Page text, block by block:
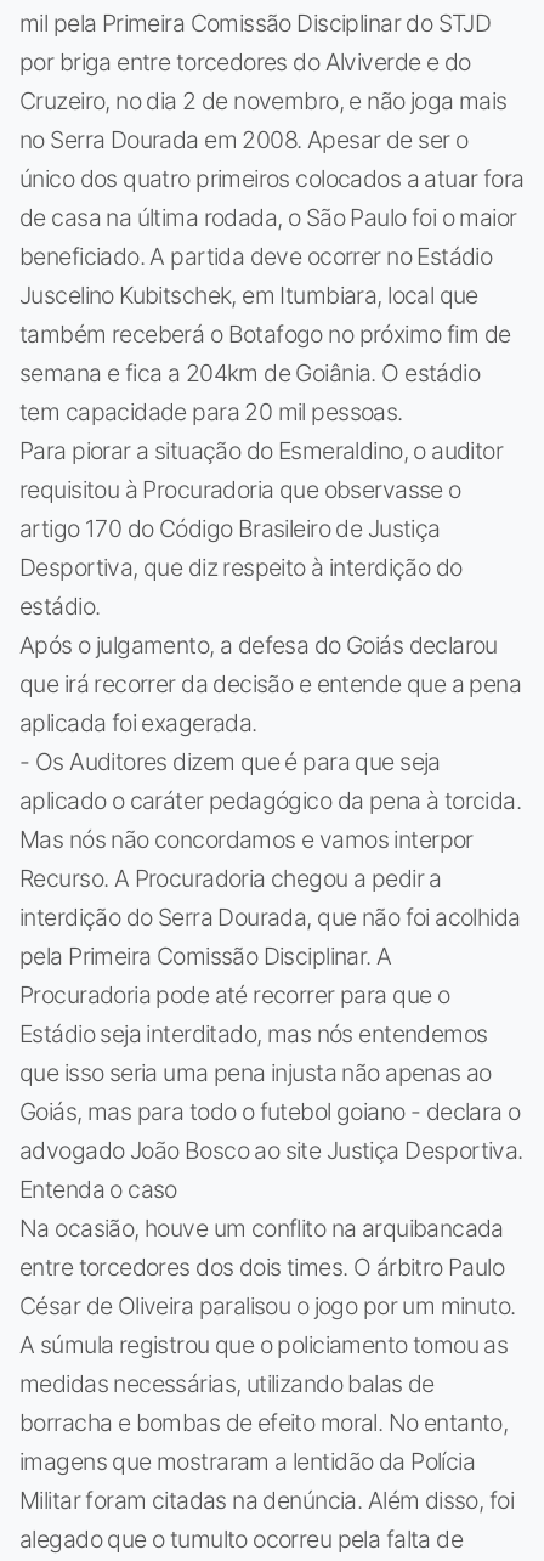
mil pela Primeira Comissão Disciplinar do STJD
por briga entre torcedores do Alviverde e do
Cruzeiro, no dia 2 de novembro, e não joga mais
no Serra Dourada em 2008. Apesar de ser o
único dos quatro primeiros colocados a atuar fora
de casa na última rodada, o São Paulo foi o maior
beneficiado. A partida deve ocorrer no Estádio
Juscelino Kubitschek, em Itumbiara, local que
também receberá o Botafogo no próximo fim de
semana e fica a 204km de Goiânia. O estádio
tem capacidade para 20 mil pessoas.
Para piorar a situação do Esmeraldino, o auditor
requisitou à Procuradoria que observasse o
artigo 170 do Código Brasileiro de Justiça
Desportiva, que diz respeito à interdição do
estádio.
Após o julgamento, a defesa do Goiás declarou
que irá recorrer da decisão e entende que a pena
aplicada foi exagerada.
- Os Auditores dizem que é para que seja
aplicado o caráter pedagógico da pena à torcida.
Mas nós não concordamos e vamos interpor
Recurso. A Procuradoria chegou a pedir a
interdição do Serra Dourada, que não foi acolhida
pela Primeira Comissão Disciplinar. A
Procuradoria pode até recorrer para que o
Estádio seja interditado, mas nós entendemos
que isso seria uma pena injusta não apenas ao
Goiás, mas para todo o futebol goiano - declara o
advogado João Bosco ao site Justiça Desportiva.
Entenda o caso
Na ocasião, houve um conflito na arquibancada
entre torcedores dos dois times. O árbitro Paulo
César de Oliveira paralisou o jogo por um minuto.
A súmula registrou que o policiamento tomou as
medidas necessárias, utilizando balas de
borracha e bombas de efeito moral. No entanto,
imagens que mostraram a lentidão da Polícia
Militar foram citadas na denúncia. Além disso, foi
alegado que o tumulto ocorreu pela falta de